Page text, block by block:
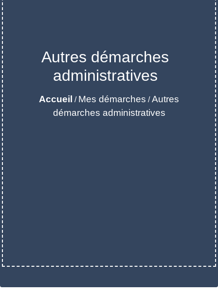
Autres démarches
administratives
Accueil / Mes démarches /Autres
démarches administratives